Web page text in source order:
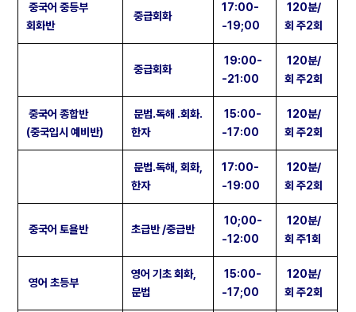
중국어 중등부
회화반
중급회화
17:00-
-19;00
120분/
회 주2회
중급회화
19:00-
-21:00
120분/
회 주2회
중국어 종합반
(중국입시 예비반)
문법.독해 .회화.
한자
15:00-
-17:00
120분/
회 주2회
문법.독해, 회화,
한자
17:00-
-19:00
120분/
회 주2회
중국어 토욜반 초급반 /중급반
10;00-
-12:00
120분/
회 주1회
영어 초등부
영어 기초 회화,
문법
15:00-
-17;00
120분/
회 주2회